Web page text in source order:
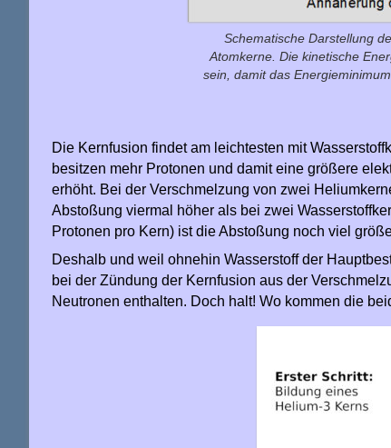
Schematische Darstellung
Atomkerne. Die kinetische
sein, damit das
Die Kernfusion findet am leichtesten mit
besitzen mehr Protonen und damit eine größere
erhöht. Bei der Verschmelzung von zwei
Abstoßung viermal höher als bei zwei
Protonen pro Kern) ist die Abstoßung noch viel
Deshalb und weil ohnehin Wasserstoff der
bei der Zündung der Kernfusion aus der
Neutronen enthalten. Doch halt! Wo kommen die